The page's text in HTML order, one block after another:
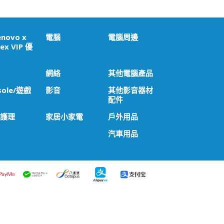
x
VIP 優
電腦 電腦周邊
網絡
其他電腦產品
遊戲
影音
其他影音器材
配件
理
家居小家電
戶外用品
汽車用品